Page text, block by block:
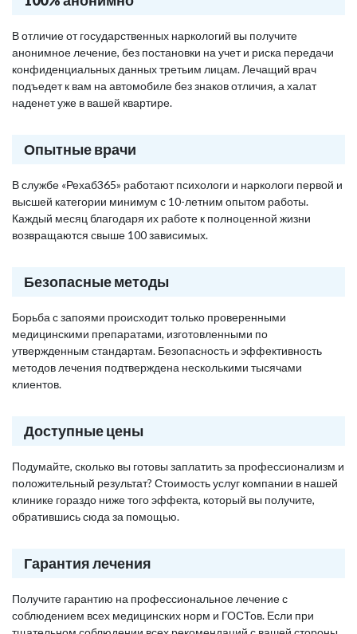
В отличие от государственных наркологий вы получите
анонимное лечение, без постановки на учет и риска передачи
конфиденциальных данных третьим лицам. Лечащий врач
подъедет к вам на автомобиле без знаков отличия, а халат
наденет уже в вашей квартире.
Опытные врачи
В службе «Рехаб365» работают психологи и наркологи первой и
высшей категории минимум с 10-летним опытом работы.
Каждый месяц благодаря их работе к полноценной жизни
возвращаются свыше 100 зависимых.
Безопасные методы
Борьба с запоями происходит только проверенными
медицинскими препаратами, изготовленными по
утвержденным стандартам. Безопасность и эффективность
методов лечения подтверждена несколькими тысячами
клиентов.
Доступные цены
Подумайте, сколько вы готовы заплатить за профессионализм и
положительный результат? Стоимость услуг компании в нашей
клинике гораздо ниже того эффекта, который вы получите,
обратившись сюда за помощью.
Гарантия лечения
Получите гарантию на профессиональное лечение с
соблюдением всех медицинских норм и ГОСТов. Если при